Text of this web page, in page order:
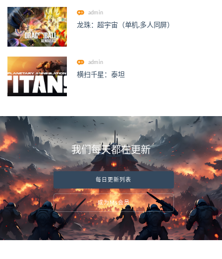
admin
龙珠：超宇宙（单机.多人同屏）
admin
横扫千星：泰坦
我们每天都在更新
每日更新列表
成为Ms会员